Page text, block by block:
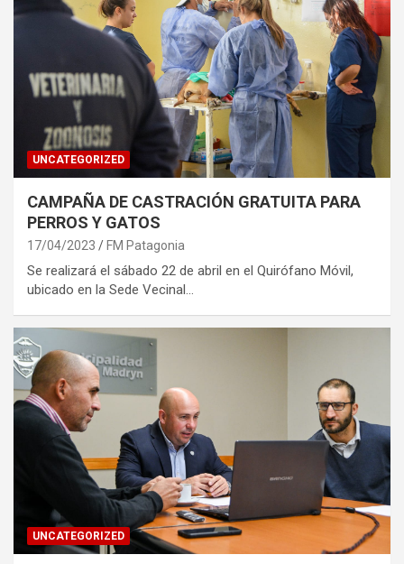
UNCATEGORIZED
CAMPAÑA DE CASTRACIÓN GRATUITA PARA
PERROS Y GATOS
17/04/2023 FM Patagonia
Se realizará el sábado 22 de abril en el Quirófano Móvil,
ubicado en la Sede Vecinal…
UNCATEGORIZED